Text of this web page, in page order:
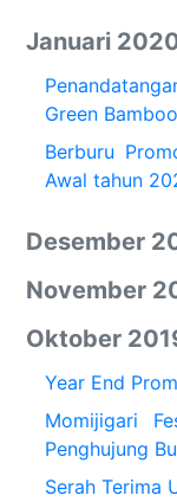
Januari
Green
Berburu
Awal tahun
Desember
November
Oktober
Year End
Momijigari
Penghujung
Serah Terima